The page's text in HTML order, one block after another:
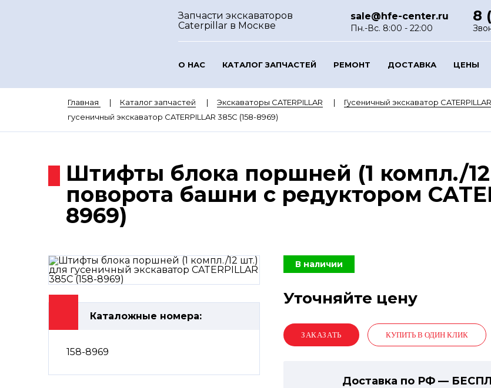
Запчасти экскаваторов
Caterpillar в Москве
sale@hfe-center.ru
Пн.-Вс. 8:00 - 22:00
8
О НАС КАТАЛОГ ЗАПЧАСТЕЙ РЕМОНТ ДОСТАВКА ЦЕНЫ
Главная Каталог запчастей Экскаваторы CATERPILLAR Гусеничный экскаватор
гусеничный экскаватор CATERPILLAR 385C (158-8969)
Штифты блока поршней (1 компл./
поворота башни с редуктором
8969)
Каталожные номера:
158-8969
В наличии
Уточняйте цену
КУПИТЬ В ОДИН КЛИК
Доставка по РФ —